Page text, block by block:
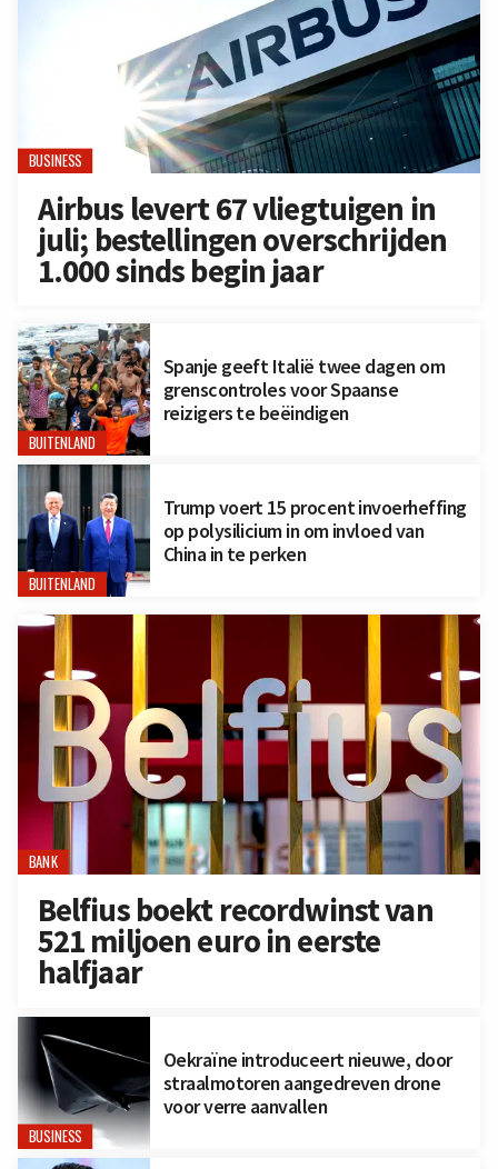
BUSINESS
Airbus levert 67 vliegtuigen in
juli; bestellingen overschrijden
1.000 sinds begin jaar
BUITENLAND
Spanje geeft Italië twee dagen om
grenscontroles voor Spaanse
reizigers te beëindigen
BUITENLAND
Trump voert 15 procent invoerheffing
op polysilicium in om invloed van
China in te perken
BANK
Belfius boekt recordwinst van
521 miljoen euro in eerste
halfjaar
BUSINESS
Oekraïne introduceert nieuwe, door
straalmotoren aangedreven drone
voor verre aanvallen